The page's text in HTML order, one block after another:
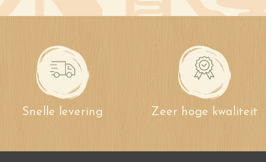
Snelle levering Zeer hoge kwaliteit